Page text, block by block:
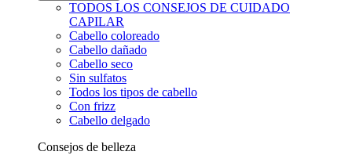
TODOS LOS CONSEJOS DE CUIDADO
CAPILAR
Cabello coloreado
Cabello dañado
Cabello seco
Sin sulfatos
Todos los tipos de cabello
Con frizz
Cabello delgado
Consejos de belleza